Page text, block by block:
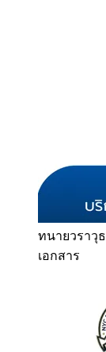
ทนายวราวุธ
เอกสาร